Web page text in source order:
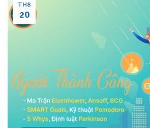
TH8
20